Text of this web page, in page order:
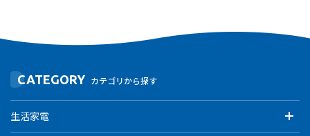
CATEGORY カテゴリから探す
生活家電